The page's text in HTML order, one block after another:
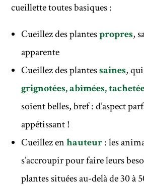
cueillette toutes basiques :
Cueillez des plantespropres,
apparente
Cueillez des plantessaines,
grignotées, abîmées,
soient belles, bref : d’aspect
appétissant !
Cueillez enhauteur: les
s’accroupir pour faire leurs
plantes situées au-delà de 30 à